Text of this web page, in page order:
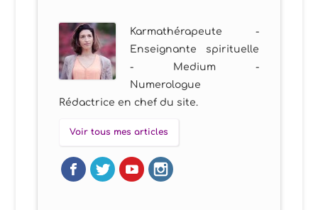
Karmathérapeute -
Enseignante spirituelle
- Medium -
Numerologue
Rédactrice en chef du site.
Voir tous mes articles